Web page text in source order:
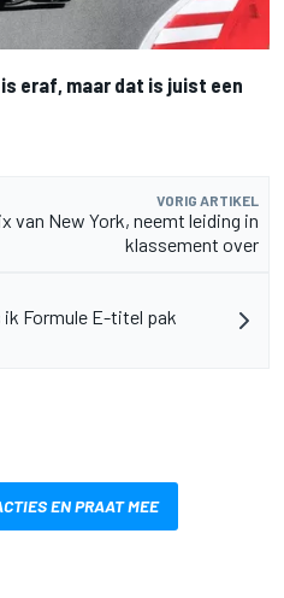
eraf, maar dat is juist een
VORIG ARTIKEL
van New York, neemt leiding in
klassement over
Formule E-titel pak
EN PRAAT MEE